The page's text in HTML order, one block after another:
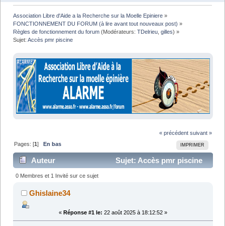
Association Libre d'Aide a la Recherche sur la Moelle Epiniere »
FONCTIONNEMENT DU FORUM (à lire avant tout nouveaux post) »
Règles de fonctionnement du forum (Modérateurs:TDelrieu ,gilles) »
Sujet:Accès pmr piscine
« précédent suivant »
IMPRIMER
Pages: [1] En bas
Auteur
Sujet: Accès pmr piscine
(Lu 11994 fois)
0 Membres et 1 Invité sur ce sujet
Ghislaine34
« Réponse #1 le: 22 août 2025 à 18:12:52 »